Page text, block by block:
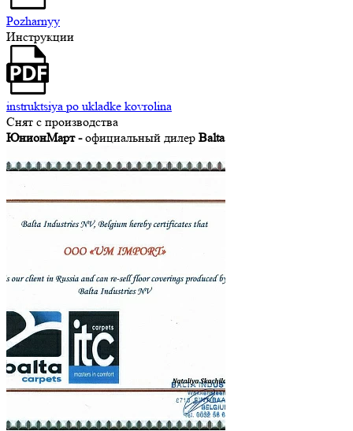
Pozharnyy
Инструкции
instruktsiya po ukladke kovrolina
Снят с производства
ЮнионМарт -официальный дилер Balta